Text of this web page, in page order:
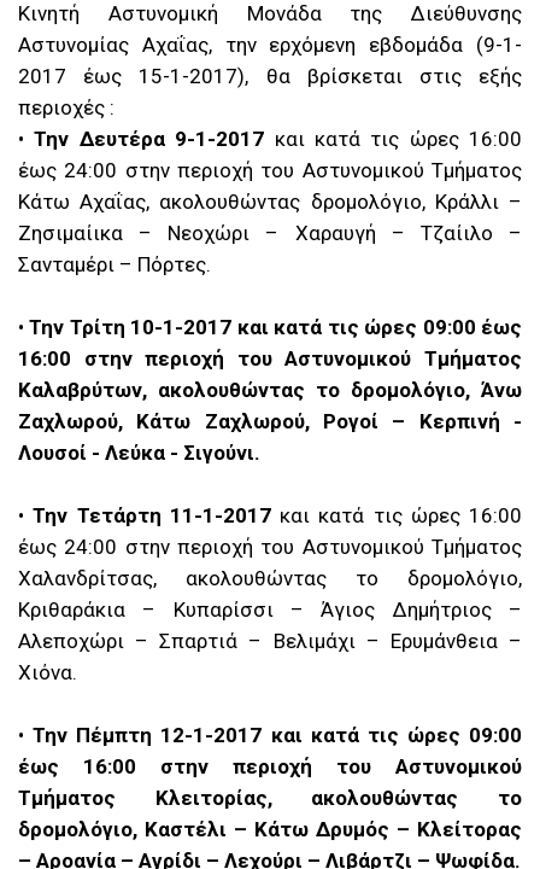
Κινητή Αστυνομική Μονάδα της Διεύθυνσης
Αστυνομίας Αχαΐας, την ερχόμενη εβδομάδα (9-1-
2017 έως 15-1-2017), θα βρίσκεται στις εξής
περιοχές :
•Την Δευτέρα 9-1-2017 και κατά τις ώρες 16:00
έως 24:00 στην περιοχή του Αστυνομικού Τμήματος
Κάτω Αχαΐας, ακολουθώντας δρομολόγιο, Κράλλι –
Ζησιμαίικα – Νεοχώρι – Χαραυγή – Τζαίιλο –
Σανταμέρι – Πόρτες.
•Την Τρίτη 10-1-2017 και κατά τις ώρες 09:00 έως
16:00 στην περιοχή του Αστυνομικού Τμήματος
Καλαβρύτων, ακολουθώντας το δρομολόγιο, Άνω
Ζαχλωρού, Κάτω Ζαχλωρού, Ρογοί – Κερπινή -
Λουσοί - Λεύκα - Σιγούνι.
• Την Τετάρτη 11-1-2017και κατά τις ώρες 16:00
έως 24:00 στην περιοχή του Αστυνομικού Τμήματος
Χαλανδρίτσας, ακολουθώντας το δρομολόγιο,
Κριθαράκια – Κυπαρίσσι – Άγιος Δημήτριος –
Αλεποχώρι – Σπαρτιά – Βελιμάχι – Ερυμάνθεια –
Χιόνα.
•Την Πέμπτη 12-1-2017 και κατά τις ώρες 09:00
έως 16:00 στην περιοχή του Αστυνομικού
Τμήματος Κλειτορίας, ακολουθώντας το
δρομολόγιο, Καστέλι – Κάτω Δρυμός – Κλείτορας
– Αροανία – Αγρίδι – Λεχούρι – Λιβάρτζι – Ψωφίδα.